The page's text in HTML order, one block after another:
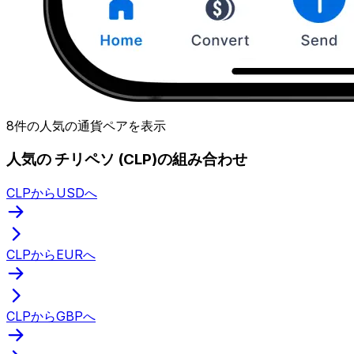
8件の人気の通貨ペアを表示
人気の チリペソ (CLP)の組み合わせ
CLPからUSDへ
CLPからEURへ
CLPからGBPへ